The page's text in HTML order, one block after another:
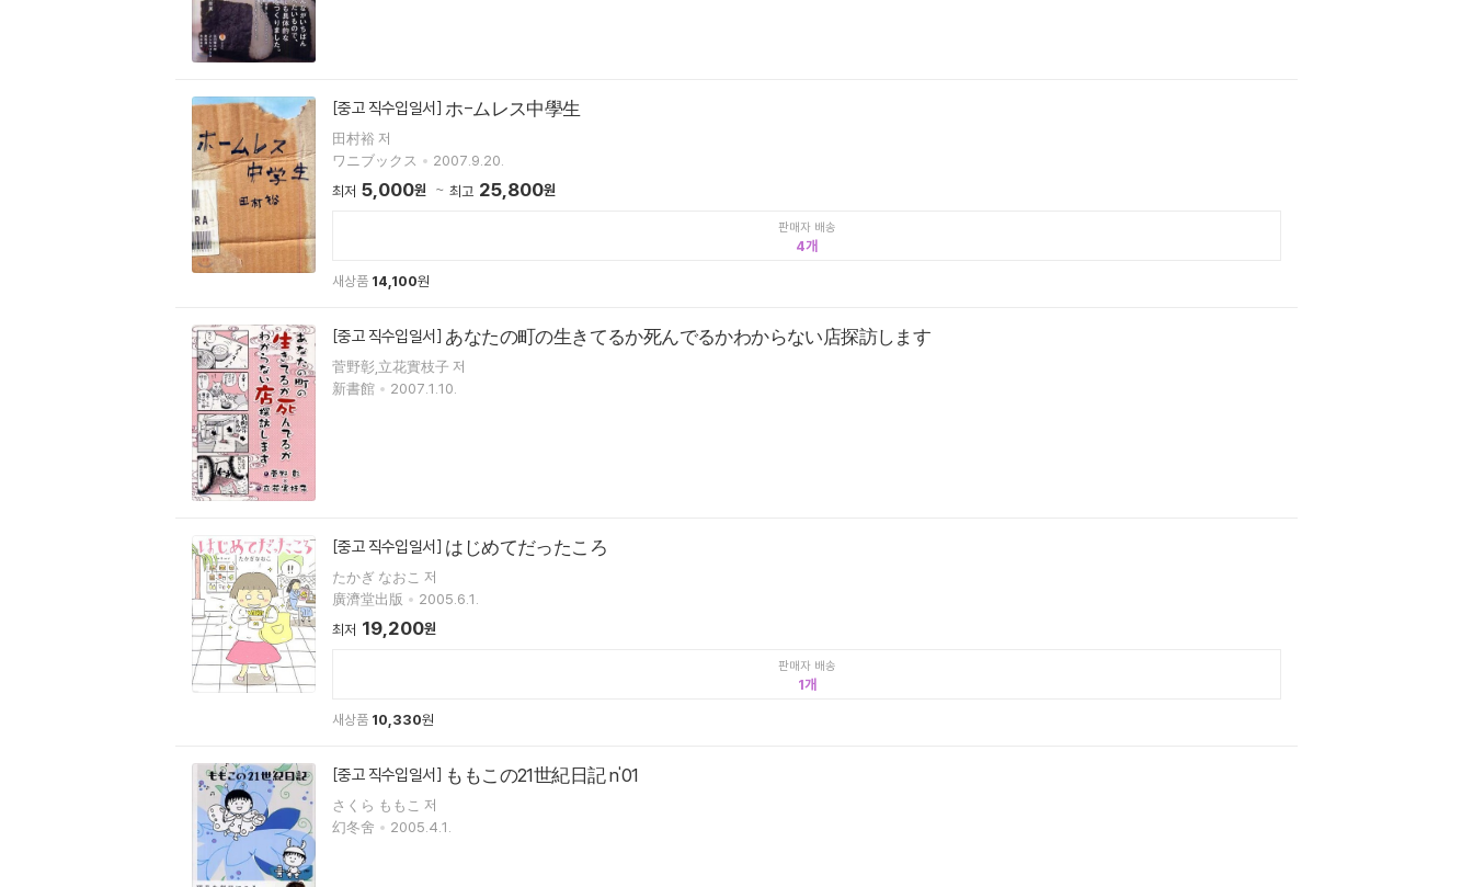
[중고 직수입일서] ホ-ムレス中學生
田村裕 저
ワニブックス
2007.9.20.
최저 5,000원 최고 25,800원
판매자 배송
4
새상품 14,100원
[중고 직수입일서] あなたの町の生きてるか死んでるかわからない店探訪します
菅野彰,立花實枝子 저
新書館
2007.1.10.
[중고 직수입일서] はじめてだったころ
たかぎ なおこ 저
廣濟堂出版
2005.6.1.
최저 19,200원
판매자 배송
1
새상품 10,330원
[중고 직수입일서] ももこの21世紀日記 n'01
さくら ももこ 저
幻冬舍
2005.4.1.